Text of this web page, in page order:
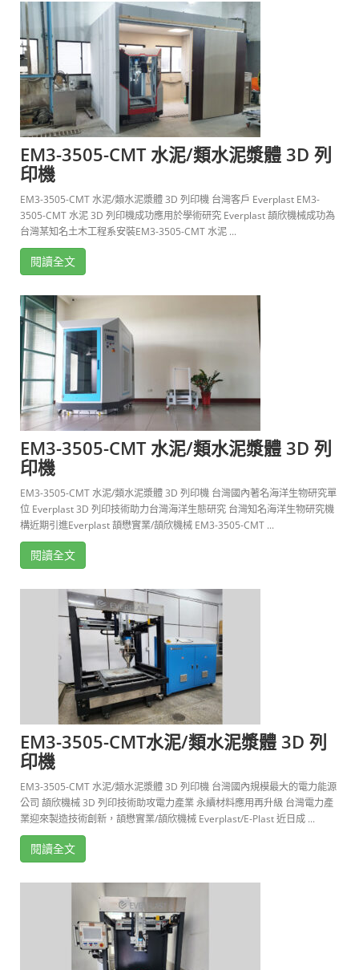
EM3-3505-CMT 水泥/類水泥漿體 3D 列
印機
EM3-3505-CMT 水泥/類水泥漿體 3D 列印機 台灣客戶 Everplast EM3-
3505-CMT 水泥 3D 列印機成功應用於學術研究 Everplast 頡欣機械成功為
台灣某知名土木工程系安裝EM3-3505-CMT 水泥 ...
閱讀全文
EM3-3505-CMT 水泥/類水泥漿體 3D 列
印機
EM3-3505-CMT 水泥/類水泥漿體 3D 列印機 台灣國內著名海洋生物研究單
位 Everplast 3D 列印技術助力台灣海洋生態研究 台灣知名海洋生物研究機
構近期引進Everplast 頡懋實業/頡欣機械 EM3-3505-CMT ...
閱讀全文
EM3-3505-CMT水泥/類水泥漿體 3D 列
印機
EM3-3505-CMT 水泥/類水泥漿體 3D 列印機 台灣國內規模最大的電力能源
公司 頡欣機械 3D 列印技術助攻電力產業 永續材料應用再升級 台灣電力產
業迎來製造技術創新，頡懋實業/頡欣機械 Everplast/E-Plast 近日成 ...
閱讀全文